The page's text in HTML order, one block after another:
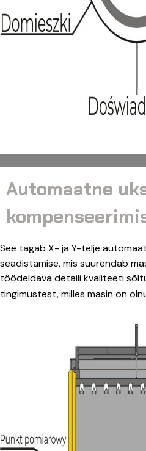
Automaatne
See tagab X- ja Y-telje
seadistamise, mis suurendab
töödeldava detaili kvaliteeti
tingimustest, milles masin on